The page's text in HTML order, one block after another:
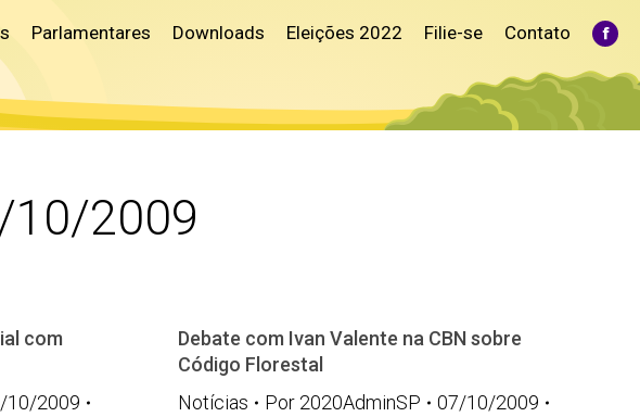
Parlamentares Downloads Eleições 2022 Filie-se Contato
10/2009
com
10/2009
Debate com Ivan Valente na CBN sobre
Código Florestal
Notícias
Por 2020AdminSP
07/10/2009